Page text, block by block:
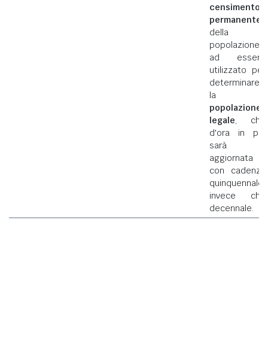
censimento
permanente
della
popolazione
ad essere
utilizzato per
determinare
la
popolazione
legale, che
d'ora in poi
sarà
aggiornata
con cadenza
quinquennale
invece che
decennale.